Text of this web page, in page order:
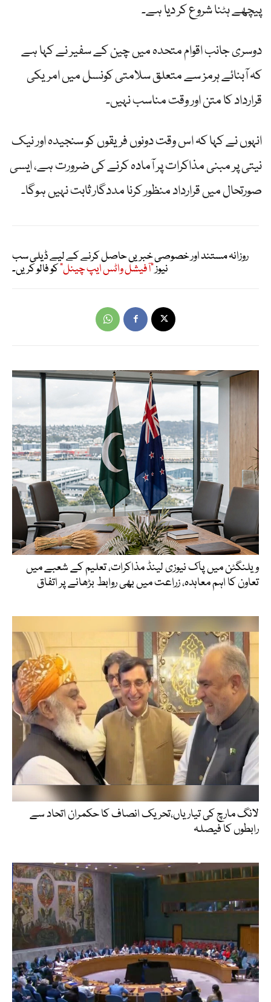
پیچھے ہٹنا شروع کر دیا ہے۔
دوسری جانب اقوام متحدہ میں چین کے سفیر نے کہا ہے
کہ آبنائے ہرمز سے متعلق سلامتی کونسل میں امریکی
قرارداد کا متن اور وقت مناسب نہیں۔
انہوں نے کہا کہ اس وقت دونوں فریقوں کو سنجیدہ اور نیک
نیتی پر مبنی مذاکرات پر آمادہ کرنے کی ضرورت ہے، ایسی
صورتحال میں قرارداد منظور کرنا مددگار ثابت نہیں ہوگا۔
روزانہ مستند اور خصوصی خبریں حاصل کرنے کے لیے ڈیلی سب
نیوز"آفیشل واٹس ایپ چینل"کو فالو کریں۔
ویلنگٹن میں پاک نیوزی لینڈ مذاکرات، تعلیم کے شعبے میں
تعاون کا اہم معاہدہ، زراعت میں بھی روابط بڑھانے پر اتفاق
لانگ مارچ کی تیاریاں،تحریک انصاف کا حکمران اتحاد سے
رابطوں کا فیصلہ